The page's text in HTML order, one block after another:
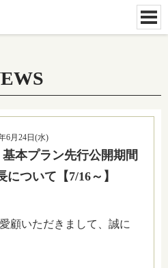
6月24日(水)
基本プラン先行公開期間
ついて【7/16～】
顧いただきまして、誠に